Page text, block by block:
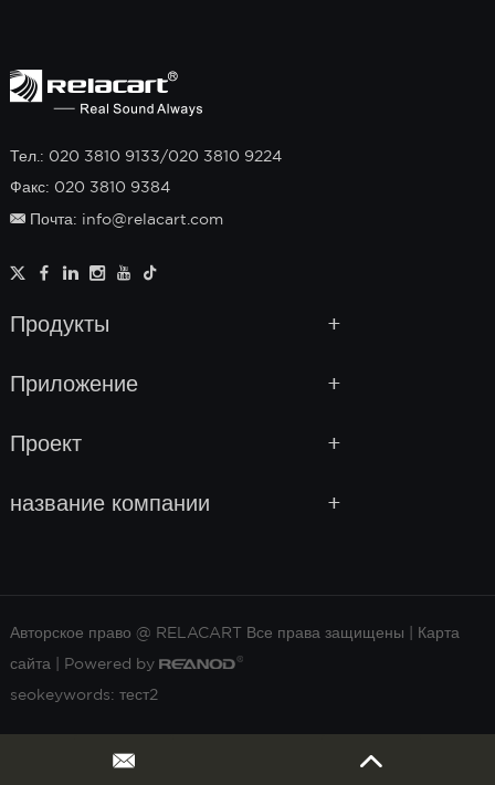
Тел.: 020 3810 9133/020 3810 9224
Факс: 020 3810 9384
Почта: info@relacart.com
Продукты
Приложение
Проект
название компании
Авторское право @ RELACART Все права защищены | Карта
сайта | Powered by
seokeywords: тест2